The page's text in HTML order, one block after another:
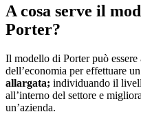
A cosa serve il
Porter?
Il modello di Porter può
dell’economia per effettuare
allargata; individuando il
all’interno del settore e
un’azienda.